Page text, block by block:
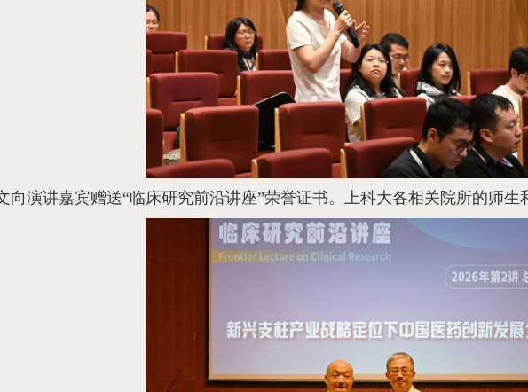
向演讲嘉宾赠送“临床研究前沿讲座”荣誉证书。上科大各相关院所的师生